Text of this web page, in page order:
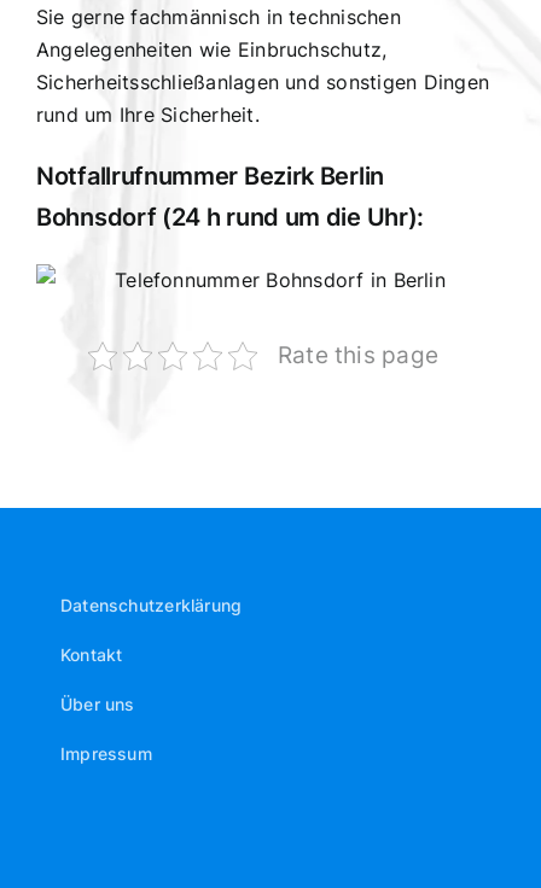
Sie gerne fachmännisch in technischen
Angelegenheiten wie Einbruchschutz,
Sicherheitsschließanlagen und sonstigen Dingen
rund um Ihre Sicherheit.
Notfallrufnummer Bezirk Berlin
Bohnsdorf (24 h rund um die Uhr):
Rate this page
Datenschutzerklärung
Kontakt
Über uns
Impressum